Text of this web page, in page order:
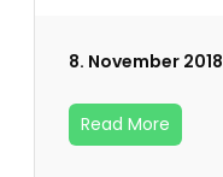
8. November 2018
Read More